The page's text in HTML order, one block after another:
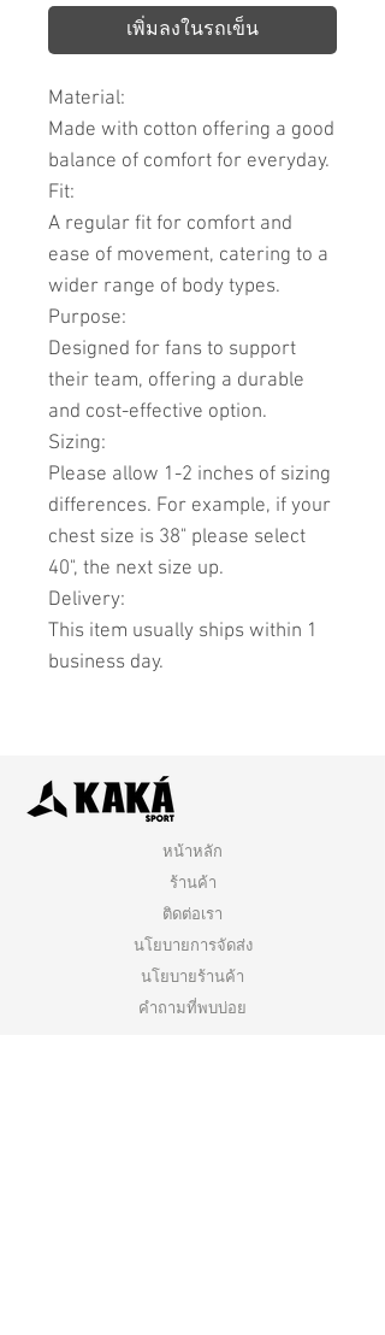
เพิ่มลงในรถเข็น
Material:
Made with cotton offering a good
balance of comfort for everyday.
Fit:
A regular fit for comfort and
ease of movement, catering to a
wider range of body types.
Purpose:
Designed for fans to support
their team, offering a durable
and cost-effective option.
Sizing:
Please allow 1-2 inches of sizing
differences. For example, if your
chest size is 38" please select
40", the next size up.
Delivery:
This item usually ships within 1
business day.
หน้าหลัก
ร้านค้า
ติดต่อเรา
นโยบายการจัดส่ง
นโยบายร้านค้า
คำถามที่พบบ่อย